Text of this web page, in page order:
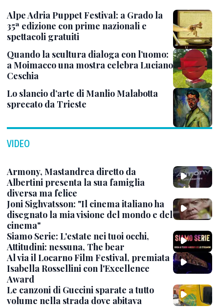
Alpe Adria Puppet Festival: a Grado la
35ª edizione con prime nazionali e
spettacoli gratuiti
Quando la scultura dialoga con l’uomo:
a Moimacco una mostra celebra Luciano
Ceschia
Lo slancio d’arte di Manlio Malabotta
sprecato da Trieste
VIDEO
Armony, Mastandrea diretto da
Albertini presenta la sua famiglia
diversa ma felice
Joni Sighvatsson: "Il cinema italiano ha
disegnato la mia visione del mondo e del
cinema"
Siamo Serie: L'estate nei tuoi occhi,
Attitudini: nessuna, The bear
Al via il Locarno Film Festival, premiata
Isabella Rossellini con l'Excellence
Award
Le canzoni di Guccini sparate a tutto
volume nella strada dove abitava